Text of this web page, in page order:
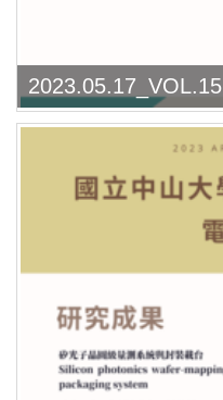
2023.05.17_VOL.15